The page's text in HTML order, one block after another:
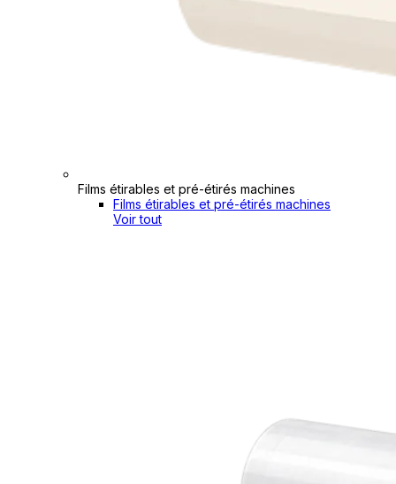
Films étirables et pré-étirés machines
Films étirables et pré-étirés machines
Voir tout